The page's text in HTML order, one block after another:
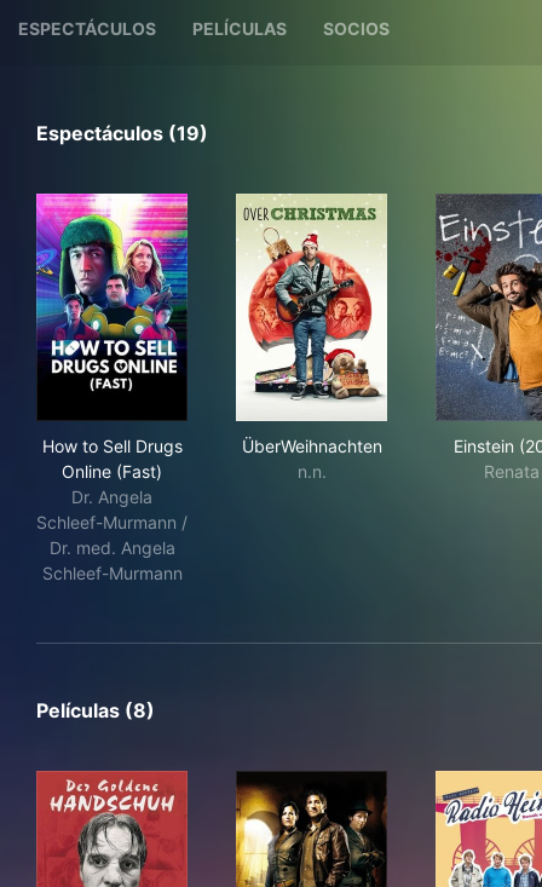
ESPECTÁCULOS PELÍCULAS SOCIOS
Espectáculos (19)
How to Sell Drugs Online (Fast)
How to Sell Drugs
Online (Fast)
Dr. Angela
Schleef-Murmann /
Dr. med. Angela
Schleef-Murmann
ÜberWeihnachten
n.n.
Einstein
Renata
Películas (8)